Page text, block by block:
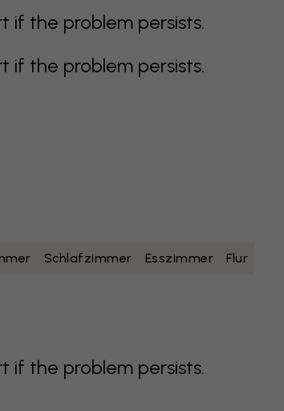
if the problem persists.
if the problem persists.
Schlafzimmer Esszimmer Flur
if the problem persists.